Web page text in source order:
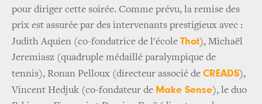
pour diriger cette soirée. Comme prévu, la remise des
prix est assurée par des intervenants prestigieux avec :
Judith Aquien (co-fondatrice de l'école Thot), Michaël
Jeremiasz (quadruple médaillé paralympique de
tennis), Ronan Pelloux (directeur associé de CREADS),
Vincent Hedjuk (co-fondateur de Make Sense), le duo